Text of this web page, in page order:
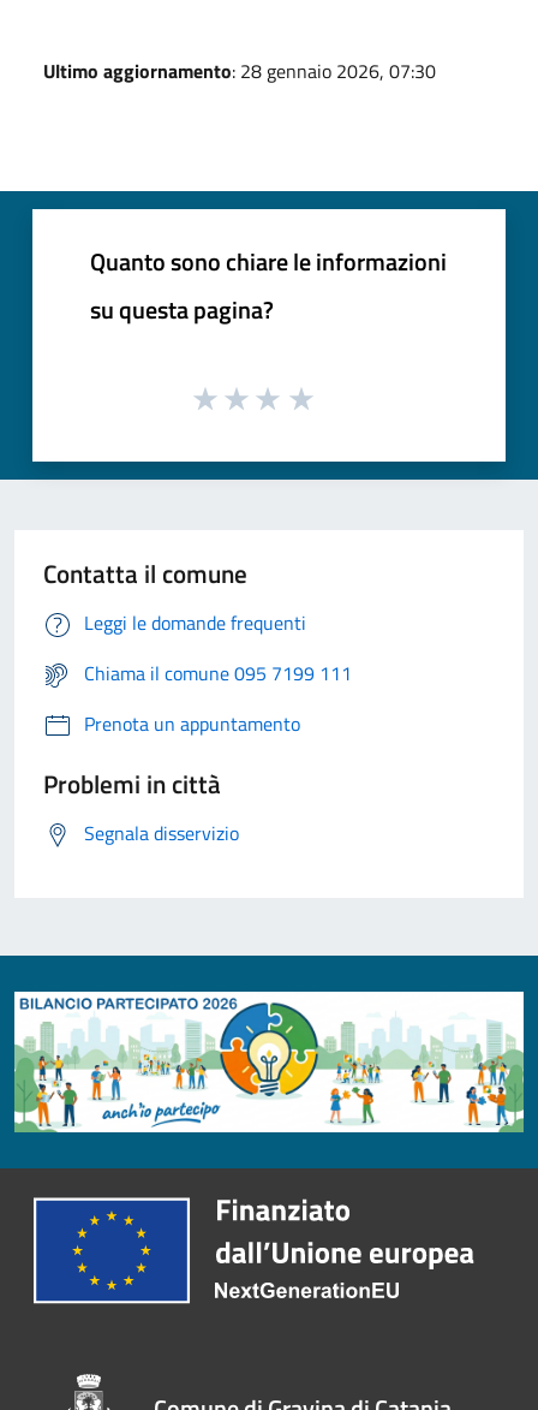
Ultimo aggiornamento: 28 gennaio 2026, 07:30
Quanto sono chiare le informazioni
su questa pagina?
Contatta il comune
Leggi le domande frequenti
Chiama il comune 095 7199 111
Prenota un appuntamento
Problemi in città
Segnala disservizio